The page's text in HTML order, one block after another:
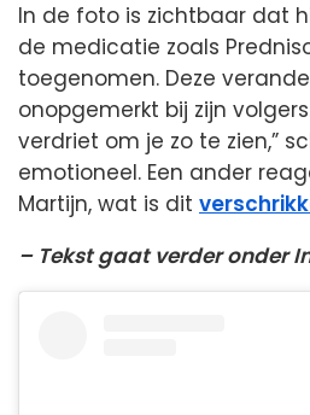
In de foto is zichtbaar dat
de medicatie zoals
toegenomen. Deze
onopgemerkt bij zijn
verdriet om je zo te zien,”
emotioneel. Een ander
Martijn, wat is dit
– Tekst gaat verder onder